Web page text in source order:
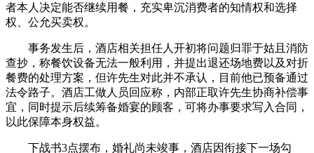
者本人决定能否继续用餐，充实卑沉消费者的知情权和选择
权、公允买卖权。
事务发生后，酒店相关担任人开初将问题归罪于姑且消防
查抄，称餐饮设备无法一般利用，并提出退还场地费以及对折
餐费的处理方案，但许先生对此并不承认，目前他已预备通过
法令路子。酒店工做人员回应称，内部正取许先生协商补偿事
宜，同时提示后续筹备婚宴的顾客，可将办事要求写入合同，
以此保障本身权益。
下战书3点摆布，婚礼尚未竣事，酒店因衔接下一场勾